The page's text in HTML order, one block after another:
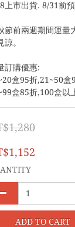
上市出貨. 8/31前
節前兩週期間運量
諒。
訂購優惠:
盒95折,21~50盒
盒85折,100盒以
ADD TO CART